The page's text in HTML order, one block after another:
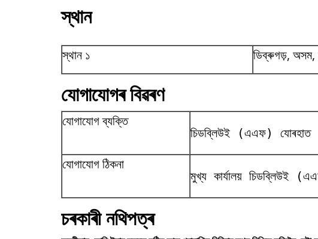
স্থান
স্থান ১ ডিব্ৰুগড়, অসম,
যোগাযোগৰ বিৱৰণ
যোগাযোগ ব্যক্তি
চিডব্লিউই (এএফ) যোৰহাত
যোগাযোগ ঠিকনা
মুখ্য কাৰ্যালয়
চৰকাৰী নথিপত্ৰ